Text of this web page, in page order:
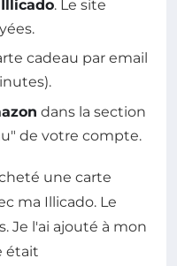
. Le site
cadeau par email
dans la section
de votre compte.
une carte
ma Illicado. Le
Je l'ai ajouté à mon
était